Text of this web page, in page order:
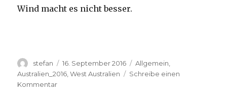
Wind macht es nicht besser.
Autor
stefan
Veröffentlicht
am
16. September 2016 Kategorien
Allgemein
Australien_2016 ,West Australien
Schreibe einen
Kommentarzu